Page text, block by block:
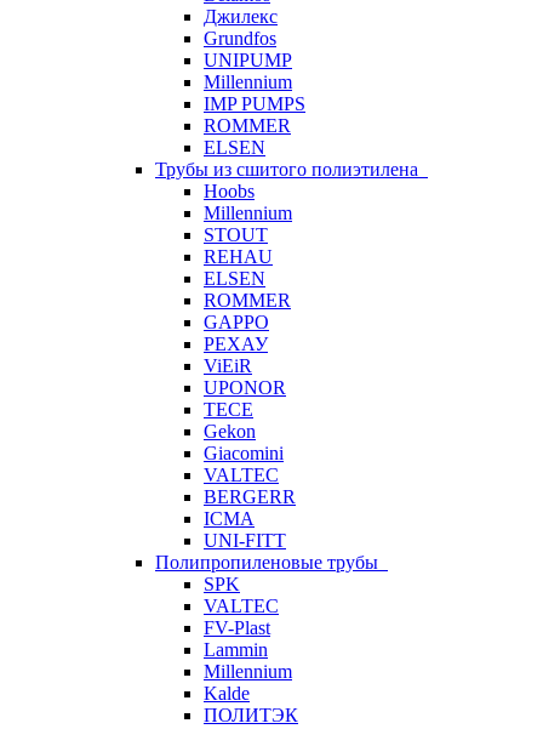
Джилекс
Grundfos
UNIPUMP
Millennium
IMP PUMPS
ROMMER
ELSEN
Трубы из сшитого полиэтилена
Hoobs
Millennium
STOUT
REHAU
ELSEN
ROMMER
GAPPO
РЕХАУ
ViEiR
UPONOR
TECE
Gekon
Giacomini
VALTEC
BERGERR
ICMA
UNI-FITT
Полипропиленовые трубы
SPK
VALTEC
FV-Plast
Lammin
Millennium
Kalde
ПОЛИТЭК